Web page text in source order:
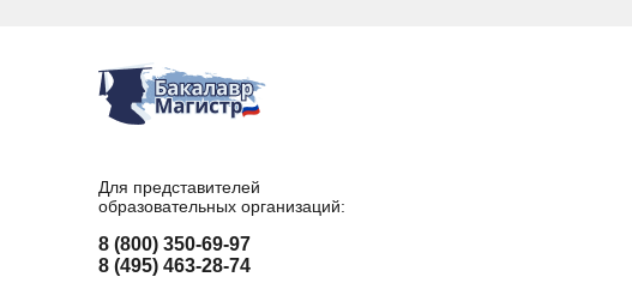
Для представителей
образовательных организаций:
8 (800) 350-69-97
8 (495) 463-28-74